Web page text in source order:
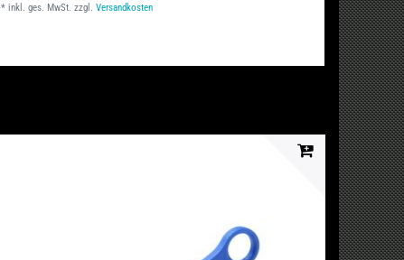
*inkl. ges. MwSt. zzgl.Versandkosten